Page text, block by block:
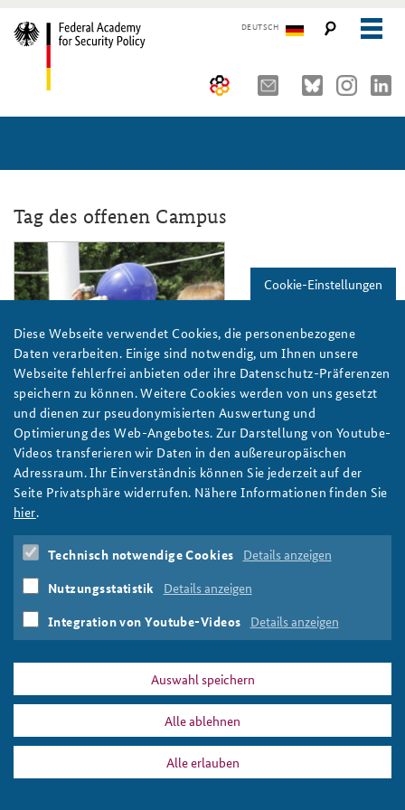
DEUTSCH
Advisory Board
Organisation
The Association of Friends
Partners
Young Leaders in Security Policy
Directions
Seminars, Conferences and Events
Security Policy Course for Senior Officials
Core Course on Security Policy
German Forum on Security Policy
Public Events
Further Events
Working Papers
Tag des offenen Campus
_mg_6125.jpg
BAKS
Präsentation auf dem Kunstfest Pankow
Das Kunstfest am BAKS-Standort Berlin-Pankow wird jährlich
von über 10.000 Gästen besucht. Eine gute Gelegenheit, die
Arbeit der Bundesakademie darzustellen.
weiter
DATA PRIVACY IMPRINT
Tag des offenen Campus Print
Cookie-Einstellungen
Diese Webseite verwendet Cookies, die personenbezogene
Daten verarbeiten. Einige sind notwendig, um Ihnen unsere
Webseite fehlerfrei anbieten oder ihre Datenschutz-Präferenzen
speichern zu können. Weitere Cookies werden von uns gesetzt
und dienen zur pseudonymisierten Auswertung und
Optimierung des Web-Angebotes. Zur Darstellung von Youtube-
Videos transferieren wir Daten in den außereuropäischen
Adressraum. Ihr Einverständnis können Sie jederzeit auf der
Seite Privatsphäre widerrufen. Nähere Informationen finden Sie
hier.
Technisch notwendige Cookies Details anzeigen
Nutzungsstatistik Details anzeigen
Integration von Youtube-Videos Details anzeigen
Auswahl speichern
Alle ablehnen
Alle erlauben